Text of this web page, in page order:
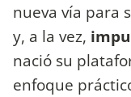
nueva vía para
y, a la vez,
nació su
enfoque